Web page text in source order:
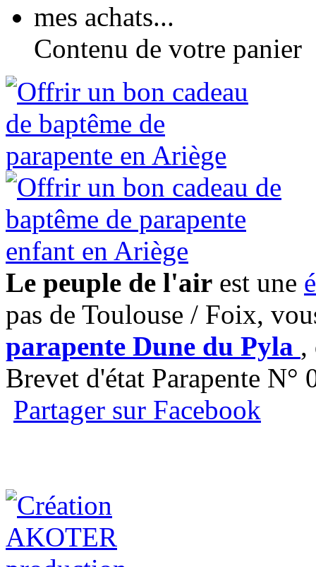
mes achats...
Contenu de votre panier
Le peuple de l'air est une
pas de Toulouse / Foix,
parapente Dune du Pyla ,
Brevet d'état Parapente N°
Partager sur Facebook